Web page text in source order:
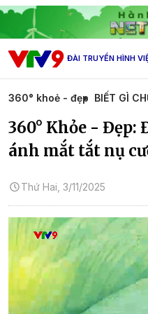
ĐÀI TRUYỀN HÌNH
360° khoẻ - đẹp BIẾT GÌ
360° Khỏe - Đẹp:
ánh mắt tắt nụ
Thứ Hai, 3/11/2025